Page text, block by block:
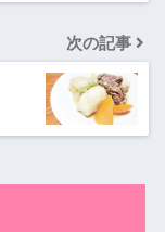
次の記事